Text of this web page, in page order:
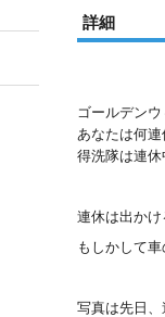
詳細
ゴールデンウ
あなたは何連
得洗隊は連
連休は出か
もしかして
写真は先日